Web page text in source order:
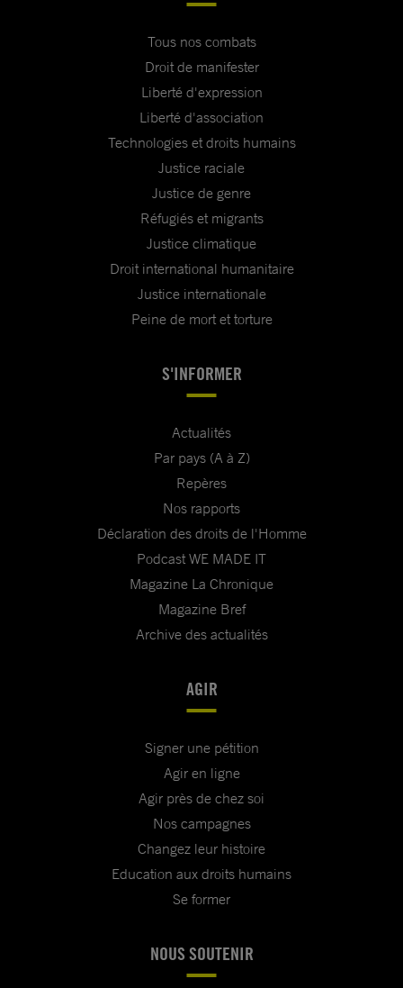
Tous nos combats
Droit de manifester
Liberté d'expression
Liberté d'association
Technologies et droits humains
Justice raciale
Justice de genre
Réfugiés et migrants
Justice climatique
Droit international humanitaire
Justice internationale
Peine de mort et torture
S'INFORMER
Actualités
Par pays (A à Z)
Repères
Nos rapports
Déclaration des droits de l'Homme
Podcast WE MADE IT
Magazine La Chronique
Magazine Bref
Archive des actualités
AGIR
Signer une pétition
Agir en ligne
Agir près de chez soi
Nos campagnes
Changez leur histoire
Education aux droits humains
Se former
NOUS SOUTENIR